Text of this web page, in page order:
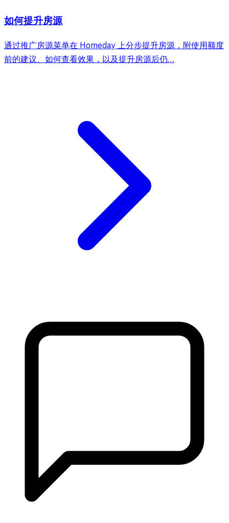
如何提升房源
通过推广房源菜单在 Homeday 上分步提升房源，附使用额度
前的建议、如何查看效果，以及提升房源后仍…